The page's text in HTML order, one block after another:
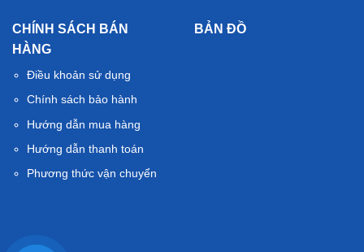
CHÍNH SÁCH BÁN
HÀNG
Điều khoản sử dụng
Chính sách bảo hành
Hướng dẫn mua hàng
Hướng dẫn thanh toán
Phương thức vận chuyển
BẢN ĐỒ